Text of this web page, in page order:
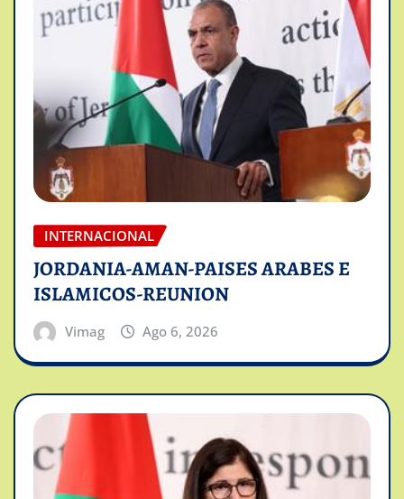
INTERNACIONAL
JORDANIA-AMAN-PAISES ARABES E
ISLAMICOS-REUNION
Vimag Ago 6, 2026